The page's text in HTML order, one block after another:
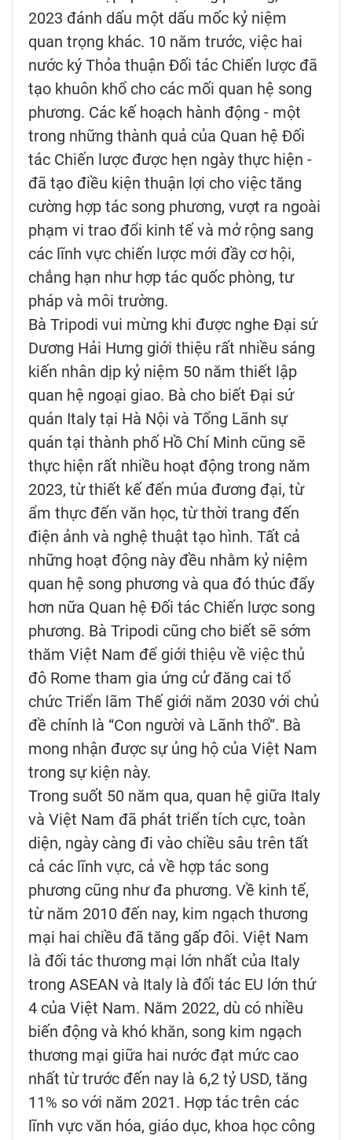
2023 đánh dấu một dấu mốc kỷ niệm
quan trọng khác. 10 năm trước, việc hai
nước ký Thỏa thuận Đối tác Chiến lược đã
tạo khuôn khổ cho các mối quan hệ song
phương. Các kế hoạch hành động - một
trong những thành quả của Quan hệ Đối
tác Chiến lược được hẹn ngày thực hiện -
đã tạo điều kiện thuận lợi cho việc tăng
cường hợp tác song phương, vượt ra ngoài
phạm vi trao đổi kinh tế và mở rộng sang
các lĩnh vực chiến lược mới đầy cơ hội,
chẳng hạn như hợp tác quốc phòng, tư
pháp và môi trường.
Bà Tripodi vui mừng khi được nghe Đại sứ
Dương Hải Hưng giới thiệu rất nhiều sáng
kiến nhân dịp kỷ niệm 50 năm thiết lập
quan hệ ngoại giao. Bà cho biết Đại sứ
quán Italy tại Hà Nội và Tổng Lãnh sự
quán tại thành phố Hồ Chí Minh cũng sẽ
thực hiện rất nhiều hoạt động trong năm
2023, từ thiết kế đến múa đương đại, từ
ẩm thực đến văn học, từ thời trang đến
điện ảnh và nghệ thuật tạo hình. Tất cả
những hoạt động này đều nhằm kỷ niệm
quan hệ song phương và qua đó thúc đẩy
hơn nữa Quan hệ Đối tác Chiến lược song
phương. Bà Tripodi cũng cho biết sẽ sớm
thăm Việt Nam để giới thiệu về việc thủ
đô Rome tham gia ứng cử đăng cai tổ
chức Triển lãm Thế giới năm 2030 với chủ
đề chính là “Con người và Lãnh thổ”. Bà
mong nhận được sự ủng hộ của Việt Nam
trong sự kiện này.
Trong suốt 50 năm qua, quan hệ giữa Italy
và Việt Nam đã phát triển tích cực, toàn
diện, ngày càng đi vào chiều sâu trên tất
cả các lĩnh vực, cả về hợp tác song
phương cũng như đa phương. Về kinh tế,
từ năm 2010 đến nay, kim ngạch thương
mại hai chiều đã tăng gấp đôi. Việt Nam
là đối tác thương mại lớn nhất của Italy
trong ASEAN và Italy là đối tác EU lớn thứ
4 của Việt Nam. Năm 2022, dù có nhiều
biến động và khó khăn, song kim ngạch
thương mại giữa hai nước đạt mức cao
nhất từ trước đến nay là 6,2 tỷ USD, tăng
11% so với năm 2021. Hợp tác trên các
lĩnh vực văn hóa, giáo dục, khoa học công